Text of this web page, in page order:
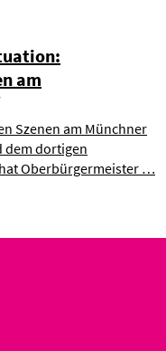
am
Szenen am Münchner
dem dortigen
Oberbürgermeister …